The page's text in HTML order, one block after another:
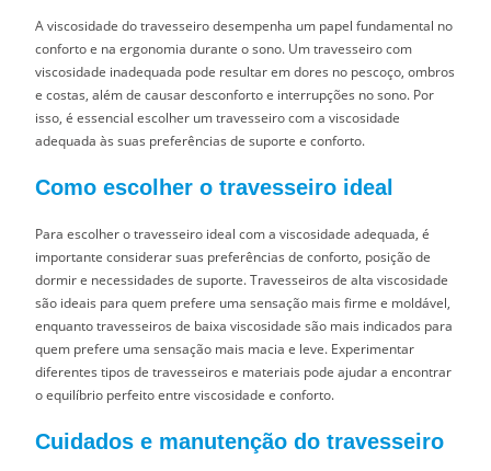
A viscosidade do travesseiro desempenha um papel fundamental no
conforto e na ergonomia durante o sono. Um travesseiro com
viscosidade inadequada pode resultar em dores no pescoço, ombros
e costas, além de causar desconforto e interrupções no sono. Por
isso, é essencial escolher um travesseiro com a viscosidade
adequada às suas preferências de suporte e conforto.
Como escolher o travesseiro ideal
Para escolher o travesseiro ideal com a viscosidade adequada, é
importante considerar suas preferências de conforto, posição de
dormir e necessidades de suporte. Travesseiros de alta viscosidade
são ideais para quem prefere uma sensação mais firme e moldável,
enquanto travesseiros de baixa viscosidade são mais indicados para
quem prefere uma sensação mais macia e leve. Experimentar
diferentes tipos de travesseiros e materiais pode ajudar a encontrar
o equilíbrio perfeito entre viscosidade e conforto.
Cuidados e manutenção do travesseiro